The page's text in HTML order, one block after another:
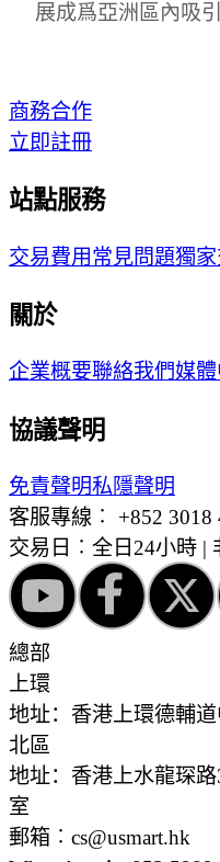
展成爲亞洲區內吸
商務合作
立即註冊
站點服務
交易費用常見問題獨
關於
企業概要聯絡我們媒
協議聲明
免責聲明私隱聲明
客服專線︰ +852 3018
交易日︰全日24小時 |
總部
上環
地址：香港上環德輔
北區
地址：香港上水龍琛
室
郵箱︰cs@usmart.hk